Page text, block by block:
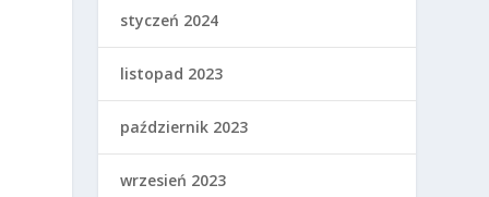
styczeń 2024
listopad 2023
październik 2023
wrzesień 2023